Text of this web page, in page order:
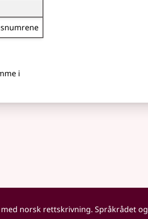
i
norsk rettskrivning. Språkrådet og